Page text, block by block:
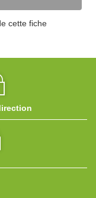
cette fiche